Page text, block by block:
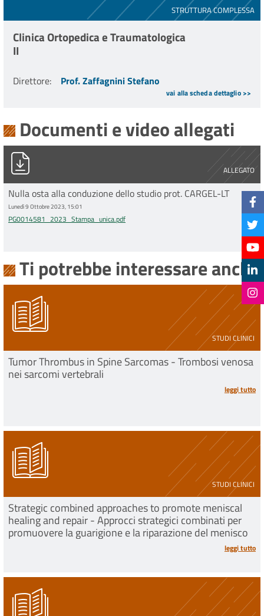
STRUTTURA COMPLESSA
Clinica Ortopedica e Traumatologica
II
Direttore: Prof. Zaffagnini Stefano
vai alla scheda dettaglio >>
Documenti e video allegati
ALLEGATO
PG0014581_2023_Stampa_unica.pdf
Nulla osta alla conduzione dello studio prot. CARGEL-LT
Lunedì 9 Ottobre 2023, 15:01
PG0014581_2023_Stampa_unica.pdf
Ti potrebbe interessare anche
STUDI CLINICI
Tumor Thrombus in Spine Sarcomas - Trombosi venosa
nei sarcomi vertebrali
leggi tutto
STUDI CLINICI
Strategic combined approaches to promote meniscal
healing and repair - Approcci strategici combinati per
promuovere la guarigione e la riparazione del menisco
leggi tutto